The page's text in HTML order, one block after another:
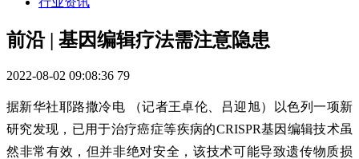
前沿 | 基因编辑疗法需注意隐患
2022-08-02 09:08:36 79
据新华社耶路撒冷电 （记者王卓伦、吕迎旭）以色列一项新
研究发现，已用于治疗癌症等疾病的CRISPR基因编辑技术虽
然非常有效，但并非绝对安全，该技术可能导致遗传物质损